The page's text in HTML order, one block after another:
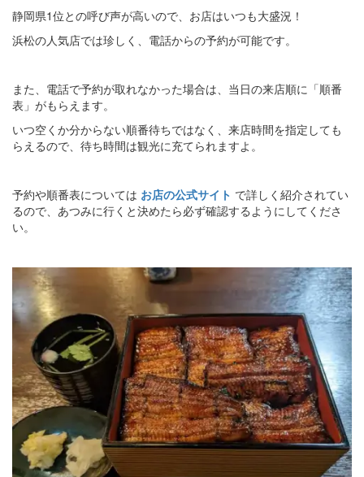
静岡県1位との呼び声が高いので、お店はいつも大盛況！
浜松の人気店では珍しく、電話からの予約が可能です。
また、電話で予約が取れなかった場合は、当日の来店順に「順番
表」がもらえます。
いつ空くか分からない順番待ちではなく、来店時間を指定しても
らえるので、待ち時間は観光に充てられますよ。
予約や順番表については お店の公式サイト で詳しく紹介されてい
るので、あつみに行くと決めたら必ず確認するようにしてくださ
い。